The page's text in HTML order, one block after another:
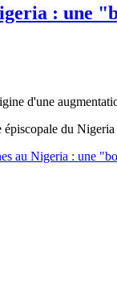
: une
d'une
du Nigeria
au Nigeria : une